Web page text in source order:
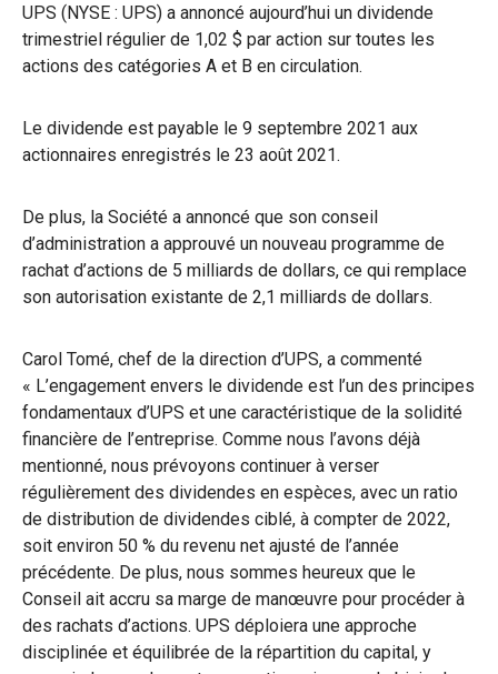
UPS (NYSE : UPS) a annoncé aujourd’hui un dividende
trimestriel régulier de 1,02 $ par action sur toutes les
actions des catégories A et B en circulation.
Le dividende est payable le 9 septembre 2021 aux
actionnaires enregistrés le 23 août 2021.
De plus, la Société a annoncé que son conseil
d’administration a approuvé un nouveau programme de
rachat d’actions de 5 milliards de dollars, ce qui remplace
son autorisation existante de 2,1 milliards de dollars.
Carol Tomé, chef de la direction d’UPS, a commenté
« L’engagement envers le dividende est l’un des principes
fondamentaux d’UPS et une caractéristique de la solidité
financière de l’entreprise. Comme nous l’avons déjà
mentionné, nous prévoyons continuer à verser
régulièrement des dividendes en espèces, avec un ratio
de distribution de dividendes ciblé, à compter de 2022,
soit environ 50 % du revenu net ajusté de l’année
précédente. De plus, nous sommes heureux que le
Conseil ait accru sa marge de manœuvre pour procéder à
des rachats d’actions. UPS déploiera une approche
disciplinée et équilibrée de la répartition du capital, y